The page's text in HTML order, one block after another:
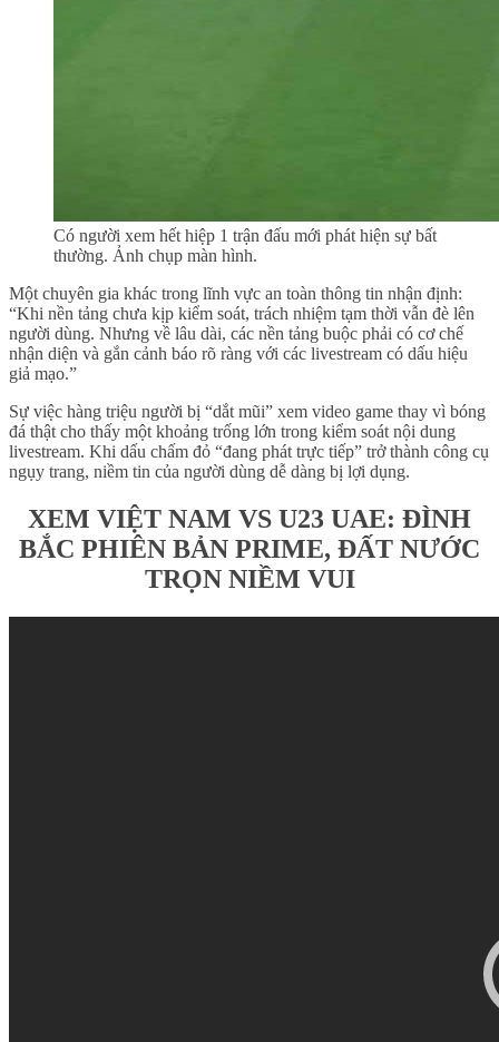
Có người xem hết hiệp 1 trận đấu mới phát hiện sự bất
thường. Ảnh chụp màn hình.
Một chuyên gia khác trong lĩnh vực an toàn thông tin nhận định:
“Khi nền tảng chưa kịp kiểm soát, trách nhiệm tạm thời vẫn đè lên
người dùng. Nhưng về lâu dài, các nền tảng buộc phải có cơ chế
nhận diện và gắn cảnh báo rõ ràng với các livestream có dấu hiệu
giả mạo.”
Sự việc hàng triệu người bị “dắt mũi” xem video game thay vì bóng
đá thật cho thấy một khoảng trống lớn trong kiểm soát nội dung
livestream. Khi dấu chấm đỏ “đang phát trực tiếp” trở thành công cụ
ngụy trang, niềm tin của người dùng dễ dàng bị lợi dụng.
XEM VIỆT NAM VS U23 UAE: ĐÌNH
BẮC PHIÊN BẢN PRIME, ĐẤT NƯỚC
TRỌN NIỀM VUI